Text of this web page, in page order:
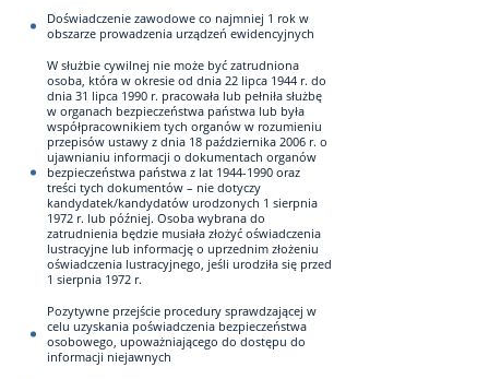
Doświadczenie zawodowe co najmniej 1 rok w
obszarze prowadzenia urządzeń ewidencyjnych
W służbie cywilnej nie może być zatrudniona
osoba, która w okresie od dnia 22 lipca 1944 r. do
dnia 31 lipca 1990 r. pracowała lub pełniła służbę
w organach bezpieczeństwa państwa lub była
współpracownikiem tych organów w rozumieniu
przepisów ustawy z dnia 18 października 2006 r. o
ujawnianiu informacji o dokumentach organów
bezpieczeństwa państwa z lat 1944-1990 oraz
treści tych dokumentów – nie dotyczy
kandydatek/kandydatów urodzonych 1 sierpnia
1972 r. lub później. Osoba wybrana do
zatrudnienia będzie musiała złożyć oświadczenia
lustracyjne lub informację o uprzednim złożeniu
oświadczenia lustracyjnego, jeśli urodziła się przed
1 sierpnia 1972 r.
Pozytywne przejście procedury sprawdzającej w
celu uzyskania poświadczenia bezpieczeństwa
osobowego, upoważniającego do dostępu do
informacji niejawnych